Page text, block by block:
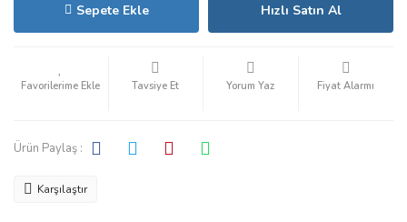
Sepete Ekle Hızlı Satın Al
Tavsiye Et Yorum Yaz Fiyat Alarmı
Ürün Paylaş :
Karşılaştır